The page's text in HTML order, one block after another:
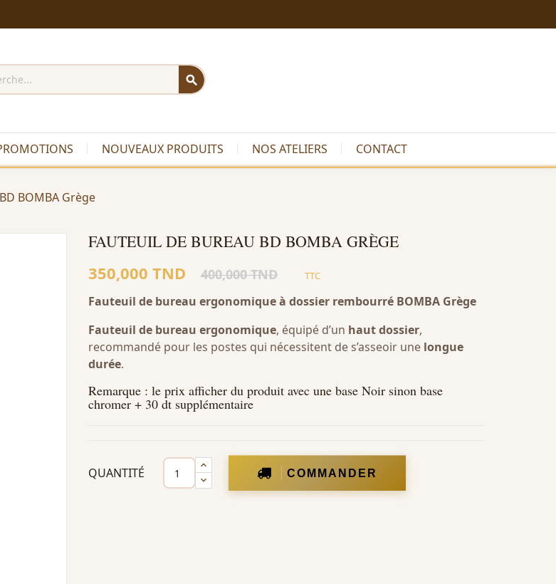
search
NOUVEAUX PRODUITS NOS ATELIERS CONTACT
BOMBA Grège
FAUTEUIL DE BUREAU BD BOMBA GRÈGE
350,000 TND 400,000 TND TTC
Fauteuil de bureau ergonomique à dossier rembourré BOMBA Grège
Fauteuil de bureau ergonomique, équipé d’un haut dossier,
recommandé pour les postes qui nécessitent de s’asseoir une longue
durée.
Remarque : le prix afficher du produit avec une base Noir sinon base
chromer + 30 dt supplémentaire
QUANTITÉ COMMANDER